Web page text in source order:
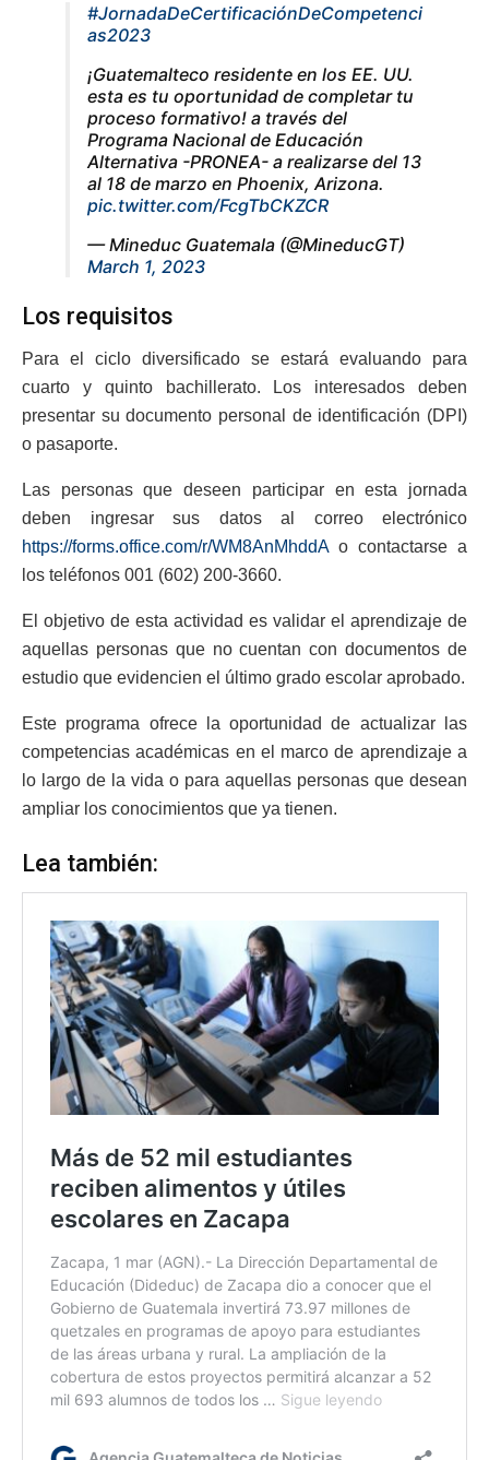
#JornadaDeCertificaciónDeCompetenci
as2023
¡Guatemalteco residente en los EE. UU.
esta es tu oportunidad de completar tu
proceso formativo! a través del
Programa Nacional de Educación
Alternativa -PRONEA- a realizarse del 13
al 18 de marzo en Phoenix, Arizona.
pic.twitter.com/FcgTbCKZCR
— Mineduc Guatemala (@MineducGT)
March 1, 2023
Los requisitos
Para el ciclo diversificado se estará evaluando para
cuarto y quinto bachillerato. Los interesados deben
presentar su documento personal de identificación (DPI)
o pasaporte.
Las personas que deseen participar en esta jornada
deben ingresar sus datos al correo electrónico
https://forms.office.com/r/WM8AnMhddAo contactarse a
los teléfonos 001 (602) 200-3660.
El objetivo de esta actividad es validar el aprendizaje de
aquellas personas que no cuentan con documentos de
estudio que evidencien el último grado escolar aprobado.
Este programa ofrece la oportunidad de actualizar las
competencias académicas en el marco de aprendizaje a
lo largo de la vida o para aquellas personas que desean
ampliar los conocimientos que ya tienen.
Lea también: